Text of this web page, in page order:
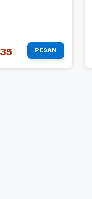
PESAN